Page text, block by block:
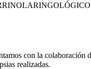
con la colaboración
realizadas.